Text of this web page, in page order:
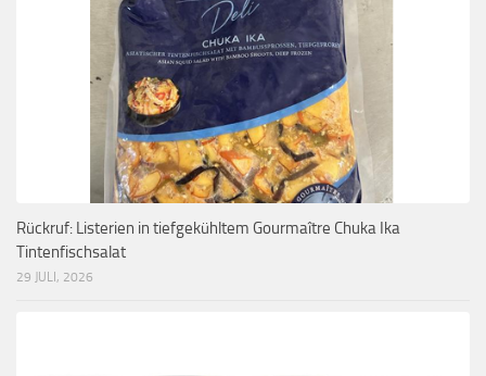
Rückruf: Listerien in tiefgekühltem Gourmaître Chuka Ika
Tintenfischsalat
29 JULI, 2026